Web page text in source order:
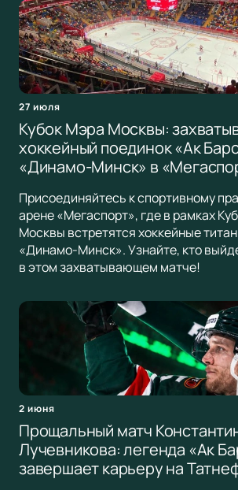
27 июля
Кубок Мэра Москвы:
хоккейный поединок «Ак
«Динамо-Минск» в
Присоединяйтесь к спортивному
арене «Мегаспорт», где в рамках
Москвы встретятся хоккейные
«Динамо-Минск». Узнайте, кто
в этом захватывающем матче!
2 июня
Прощальный матч
Лучевникова: легенда «Ак
завершает карьеру на